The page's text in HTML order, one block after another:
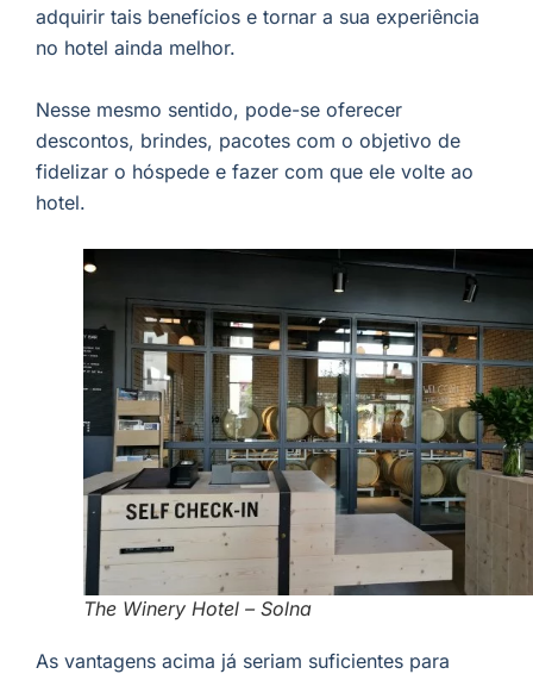
adquirir tais benefícios e tornar a sua experiência
no hotel ainda melhor.
Nesse mesmo sentido, pode-se oferecer
descontos, brindes, pacotes com o objetivo de
fidelizar o hóspede e fazer com que ele volte ao
hotel.
The Winery Hotel – Solna
As vantagens acima já seriam suficientes para